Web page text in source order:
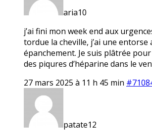
aria10
j’ai fini mon week end aux
tordue la cheville, j’ai une entorse
épanchement. Je suis plâtrée
des piqures d’héparine dans le
27 mars 2025 à 11 h 45 min
patate12